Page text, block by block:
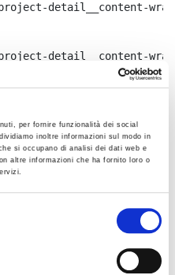
per fornire funzionalità dei social
inoltre informazioni sul modo in
si occupano di analisi dei dati web e
altre informazioni che ha fornito loro o
detail__content-
detail__content-
detail__content-
>
<#if
<#assign